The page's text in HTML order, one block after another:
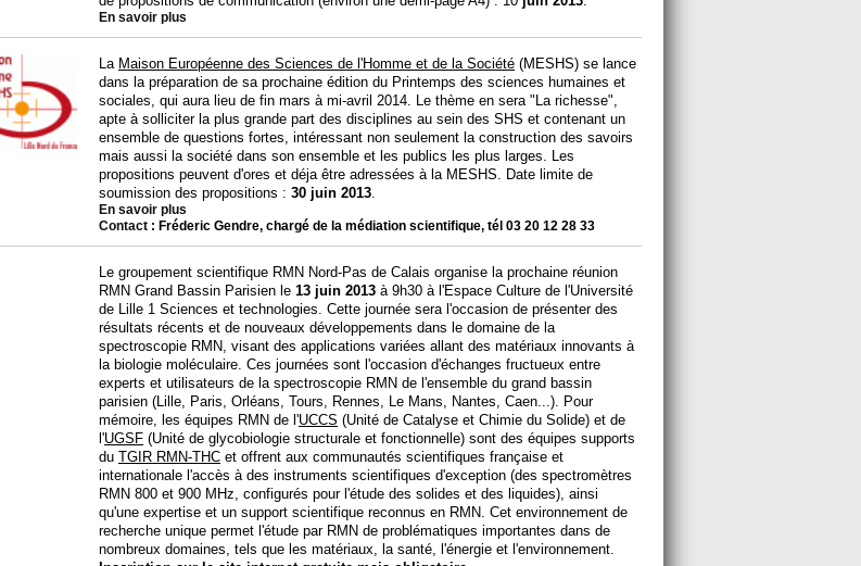
En savoir plus
La Maison Européenne des Sciences de l'Homme et de la Société (MESHS) se lance
dans la préparation de sa prochaine édition du Printemps des sciences humaines et
sociales, qui aura lieu de fin mars à mi-avril 2014. Le thème en sera "La richesse",
apte à solliciter la plus grande part des disciplines au sein des SHS et contenant un
ensemble de questions fortes, intéressant non seulement la construction des savoirs
mais aussi la société dans son ensemble et les publics les plus larges. Les
propositions peuvent d'ores et déja être adressées à la MESHS. Date limite de
soumission des propositions : 30 juin 2013.
En savoir plus
Contact : Fréderic Gendre, chargé de la médiation scientifique, tél 03 20 12 28 33
Le groupement scientifique RMN Nord-Pas de Calais organise la prochaine réunion
RMN Grand Bassin Parisien le 13 juin 2013 à 9h30 à l'Espace Culture de l'Université
de Lille 1 Sciences et technologies. Cette journée sera l'occasion de présenter des
résultats récents et de nouveaux développements dans le domaine de la
spectroscopie RMN, visant des applications variées allant des matériaux innovants à
la biologie moléculaire. Ces journées sont l'occasion d'échanges fructueux entre
experts et utilisateurs de la spectroscopie RMN de l'ensemble du grand bassin
parisien (Lille, Paris, Orléans, Tours, Rennes, Le Mans, Nantes, Caen...). Pour
mémoire, les équipes RMN de l'UCCS (Unité de Catalyse et Chimie du Solide) et de
l'UGSF (Unité de glycobiologie structurale et fonctionnelle) sont des équipes supports
du TGIR RMN-THC et offrent aux communautés scientifiques française et
internationale l'accès à des instruments scientifiques d'exception (des spectromètres
RMN 800 et 900 MHz, configurés pour l'étude des solides et des liquides), ainsi
qu'une expertise et un support scientifique reconnus en RMN. Cet environnement de
recherche unique permet l'étude par RMN de problématiques importantes dans de
nombreux domaines, tels que les matériaux, la santé, l'énergie et l'environnement.